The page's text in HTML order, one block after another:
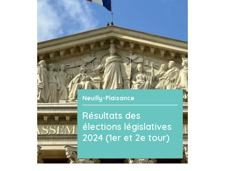
Neuilly-Plaisance
Résultats des
élections législatives
2024 (1er et 2e tour)